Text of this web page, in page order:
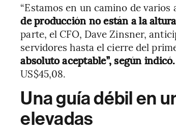
“Estamos en un camino de varios
de producción no están a la
parte, el CFO, Dave Zinsner,
servidores hasta el cierre del
absoluto aceptable”, según indicó.
US$45,08.
Una guía débil en
elevadas